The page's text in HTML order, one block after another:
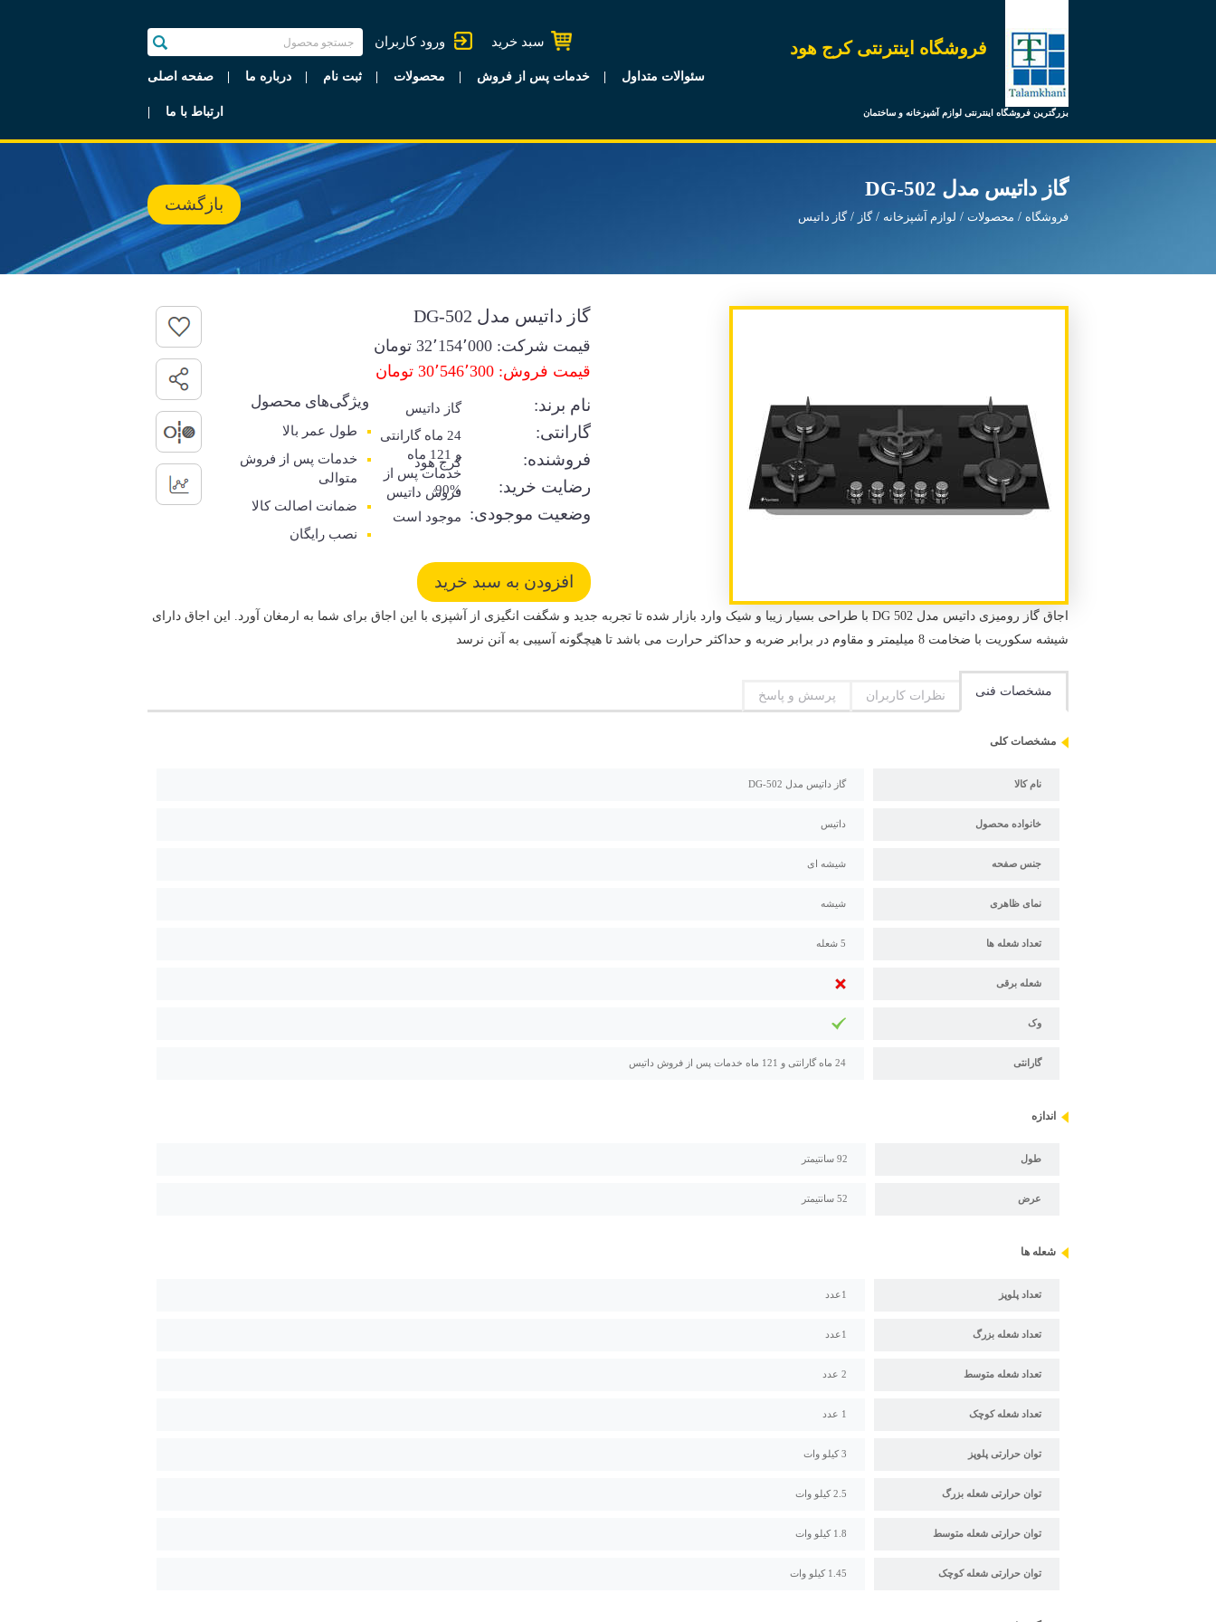
فروشگاه اینترنتی کرج هود
بزرگترین فروشگاه اینترنتی لوازم آشپزخانه و ساختمان
ورود کاربران سبد خرید
صفحه اصلی درباره ما ثبت نام محصولات خدمات پس از فروش سئوالات متداول
ارتباط با ما
گاز داتیس مدل DG-502
فروشگاه محصولات لوازم آشپزخانه گاز گاز داتیس
بازگشت
گاز داتیس مدل DG-502
قیمت شرکت: 32٬154٬000 تومان
قیمت فروش: 30٬546٬300 تومان
نام برند: گاز داتیس
گارانتی:
24 ماه گارانتی
و 121 ماه
خدمات پس از
فروش داتیس
فروشنده: کرج هود
رضایت خرید: 90%
وضعیت موجودی: موجود است
ویژگی‌های محصول
طول عمر بالا
خدمات پس از فروش
متوالی
ضمانت اصالت کالا
نصب رایگان
اجاق گاز رومیزی داتیس مدل DG 502 با طراحی بسیار زیبا و شیک وارد بازار شده تا تجربه جدید و شگفت انگیزی از آشپزی با این اجاق برای شما به ارمغان آورد. این اجاق دارای
شیشه سکوریت با ضخامت 8 میلیمتر و مقاوم در برابر ضربه و حداکثر حرارت می باشد تا هیچگونه آسیبی به آنن نرسد
مشخصات فنی نظرات کاربران پرسش و پاسخ
مشخصات کلی
نام کالا گاز داتیس مدل DG-502
خانواده محصول داتیس
جنس صفحه شیشه ای
نمای ظاهری شیشه
تعداد شعله ها 5 شعله
شعله برقی
وک
گارانتی 24 ماه گارانتی و 121 ماه خدمات پس از فروش داتیس
اندازه
طول 92 سانتیمتر
عرض 52 سانتیمتر
شعله ها
تعداد پلوپز 1عدد
تعداد شعله بزرگ 1عدد
تعداد شعله متوسط 2 عدد
تعداد شعله کوچک 1 عدد
توان حرارتی پلوپز 3 کیلو وات
توان حرارتی شعله بزرگ 2.5 کیلو وات
توان حرارتی شعله متوسط 1.8 کیلو وات
توان حرارتی شعله کوچک 1.45 کیلو وات